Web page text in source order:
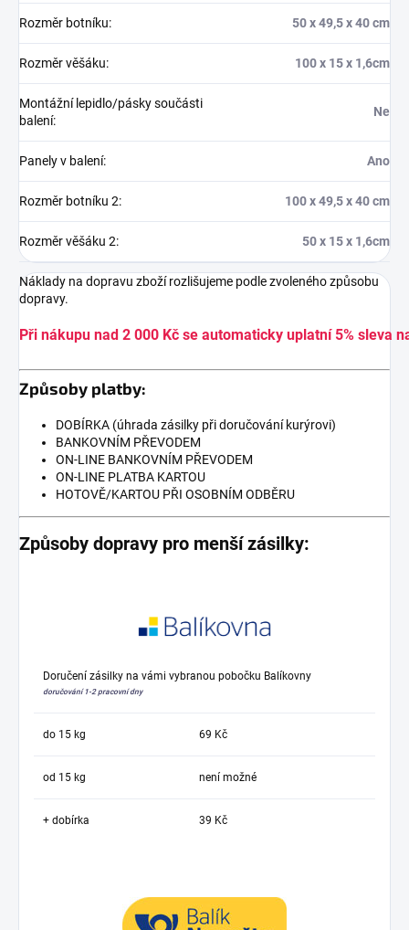
Rozměr botníku: 50 x 49,5 x 40 cm
Rozměr věšáku: 100 x 15 x 1,6cm
Montážní lepidlo/pásky součásti
balení:
Ne
Panely v balení: Ano
Rozměr botníku 2: 100 x 49,5 x 40 cm
Rozměr věšáku 2: 50 x 15 x 1,6cm
Náklady na dopravu zboží rozlišujeme podle zvoleného způsobu
dopravy.
Při nákupu nad 2 000 Kč se automaticky uplatní 5% sleva
Způsoby platby:
DOBÍRKA (úhrada zásilky při doručování kurýrovi)
BANKOVNÍM PŘEVODEM
ON-LINE BANKOVNÍM PŘEVODEM
ON-LINE PLATBA KARTOU
HOTOVĚ/KARTOU PŘI OSOBNÍM ODBĚRU
Způsoby dopravy pro menší zásilky:
Doručení zásilky na vámi vybranou pobočku Balíkovny
doručování 1-2 pracovní dny
do 15 kg 69 Kč
od 15 kg není možné
+ dobírka 39 Kč